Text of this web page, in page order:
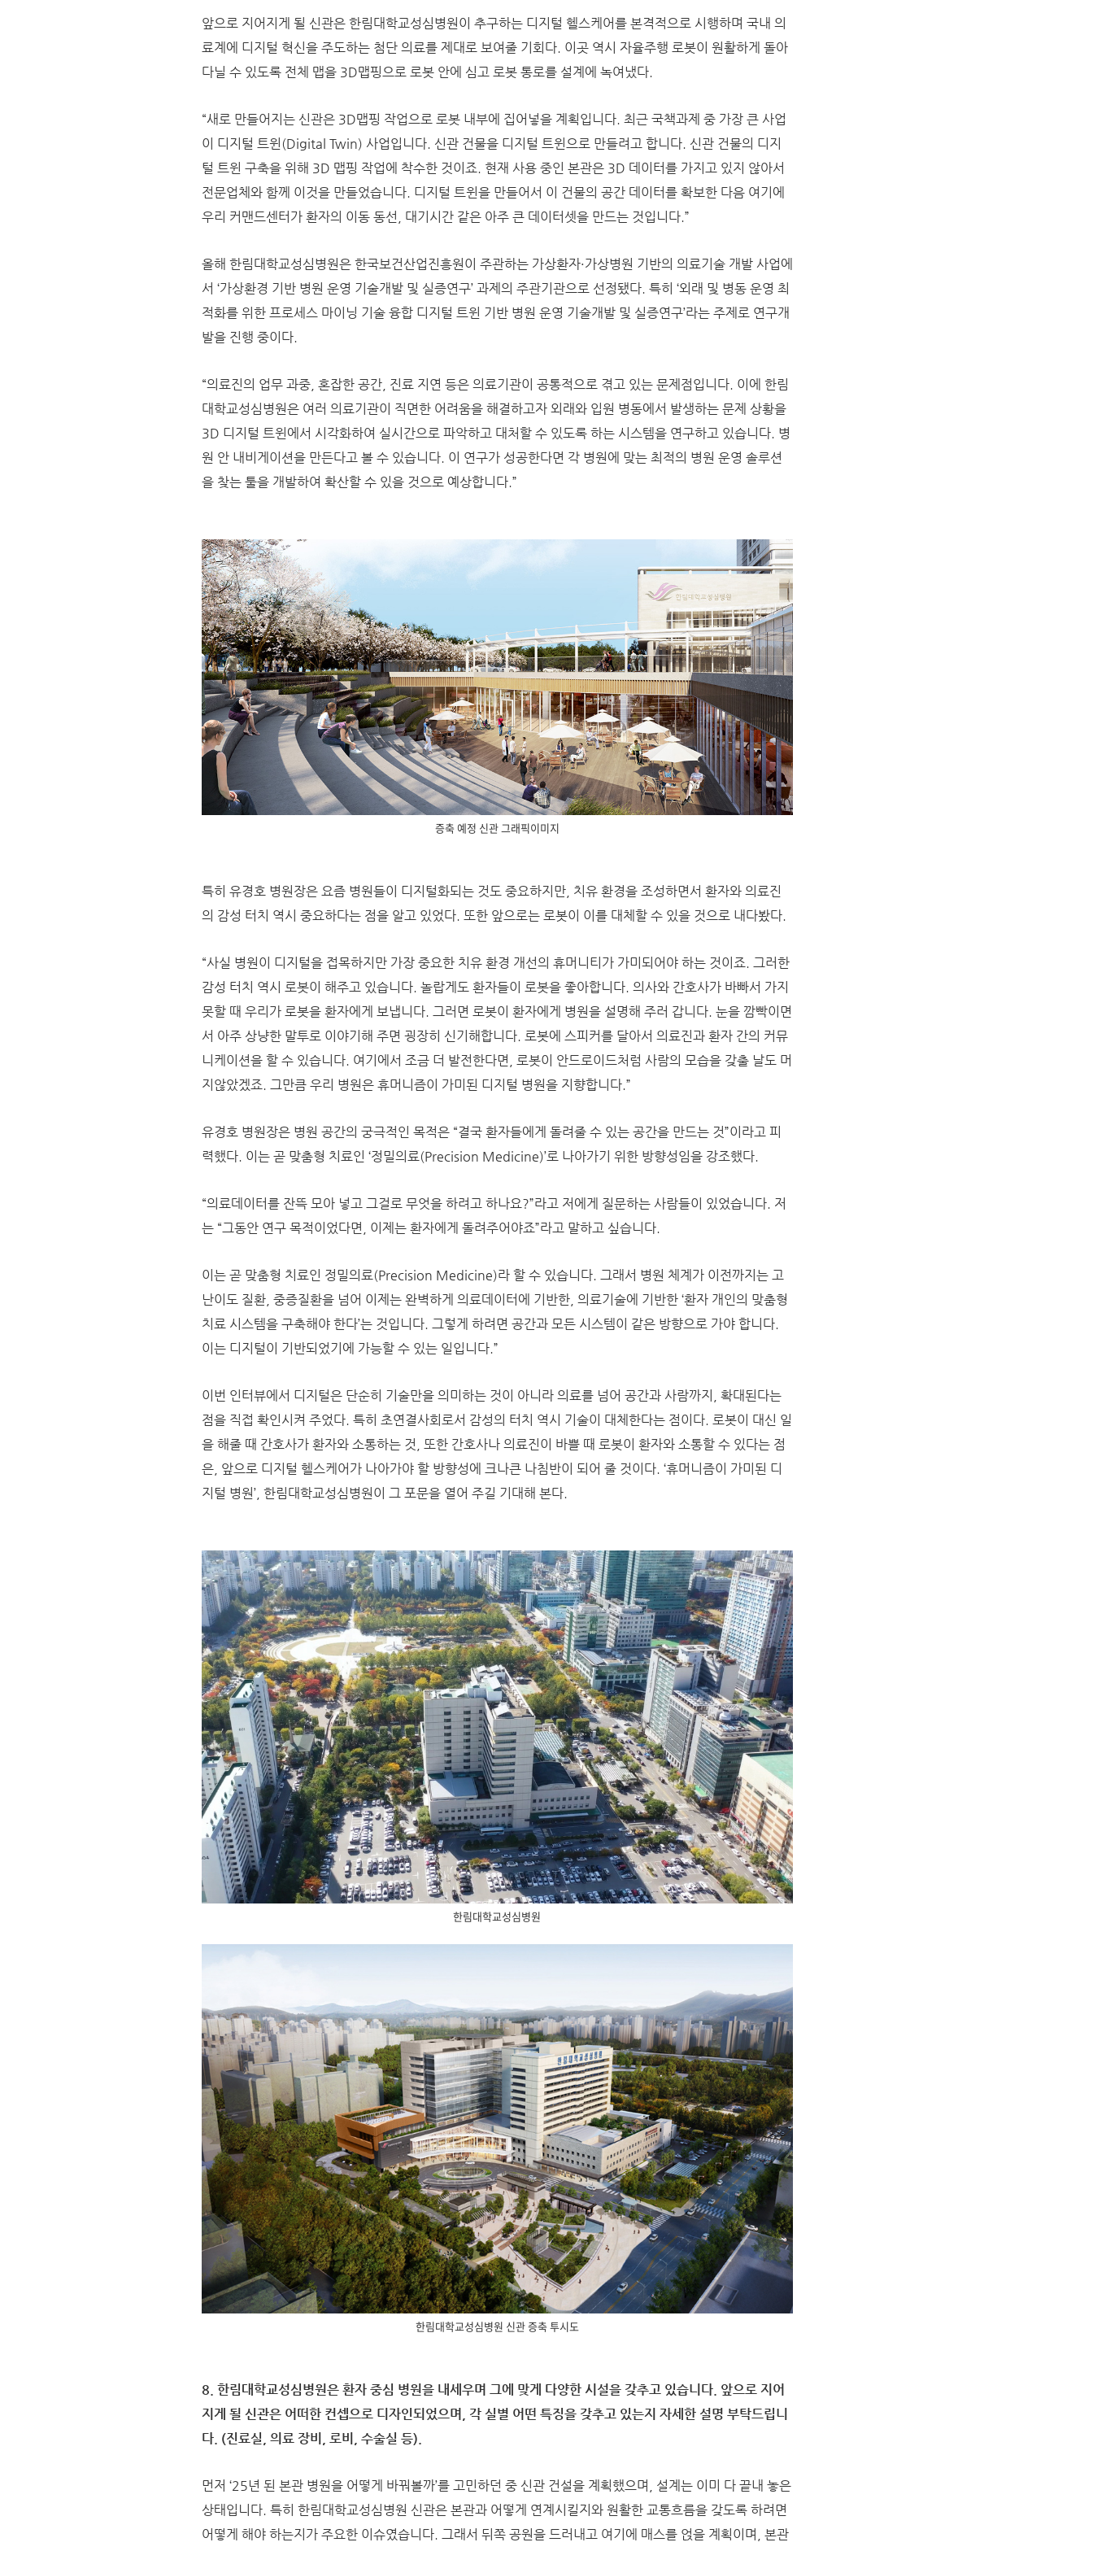
앞으로 지어지게 될 신관은 한림대학교성심병원이 추구하는 디지털 헬스케어를 본격적으로 시행하며 국내 의
료계에 디지털 혁신을 주도하는 첨단 의료를 제대로 보여줄 기회다. 이곳 역시 자율주행 로봇이 원활하게 돌아
다닐 수 있도록 전체 맵을 3D맵핑으로 로봇 안에 심고 로봇 통로를 설계에 녹여냈다.
“새로 만들어지는 신관은 3D맵핑 작업으로 로봇 내부에 집어넣을 계획입니다. 최근 국책과제 중 가장 큰 사업
이 디지털 트윈(Digital Twin) 사업입니다. 신관 건물을 디지털 트윈으로 만들려고 합니다. 신관 건물의 디지
털 트윈 구축을 위해 3D 맵핑 작업에 착수한 것이죠. 현재 사용 중인 본관은 3D 데이터를 가지고 있지 않아서
전문업체와 함께 이것을 만들었습니다. 디지털 트윈을 만들어서 이 건물의 공간 데이터를 확보한 다음 여기에
우리 커맨드센터가 환자의 이동 동선, 대기시간 같은 아주 큰 데이터셋을 만드는 것입니다.”
올해 한림대학교성심병원은 한국보건산업진흥원이 주관하는 가상환자·가상병원 기반의 의료기술 개발 사업에
서 ‘가상환경 기반 병원 운영 기술개발 및 실증연구’ 과제의 주관기관으로 선정됐다. 특히 ‘외래 및 병동 운영 최
적화를 위한 프로세스 마이닝 기술 융합 디지털 트윈 기반 병원 운영 기술개발 및 실증연구’라는 주제로 연구개
발을 진행 중이다.
“의료진의 업무 과중, 혼잡한 공간, 진료 지연 등은 의료기관이 공통적으로 겪고 있는 문제점입니다. 이에 한림
대학교성심병원은 여러 의료기관이 직면한 어려움을 해결하고자 외래와 입원 병동에서 발생하는 문제 상황을
3D 디지털 트윈에서 시각화하여 실시간으로 파악하고 대처할 수 있도록 하는 시스템을 연구하고 있습니다. 병
원 안 내비게이션을 만든다고 볼 수 있습니다. 이 연구가 성공한다면 각 병원에 맞는 최적의 병원 운영 솔루션
을 찾는 툴을 개발하여 확산할 수 있을 것으로 예상합니다.”
증축 예정 신관 그래픽이미지
특히 유경호 병원장은 요즘 병원들이 디지털화되는 것도 중요하지만, 치유 환경을 조성하면서 환자와 의료진
의 감성 터치 역시 중요하다는 점을 알고 있었다. 또한 앞으로는 로봇이 이를 대체할 수 있을 것으로 내다봤다.
“사실 병원이 디지털을 접목하지만 가장 중요한 치유 환경 개선의 휴머니티가 가미되어야 하는 것이죠. 그러한
감성 터치 역시 로봇이 해주고 있습니다. 놀랍게도 환자들이 로봇을 좋아합니다. 의사와 간호사가 바빠서 가지
못할 때 우리가 로봇을 환자에게 보냅니다. 그러면 로봇이 환자에게 병원을 설명해 주러 갑니다. 눈을 깜빡이면
서 아주 상냥한 말투로 이야기해 주면 굉장히 신기해합니다. 로봇에 스피커를 달아서 의료진과 환자 간의 커뮤
니케이션을 할 수 있습니다. 여기에서 조금 더 발전한다면, 로봇이 안드로이드처럼 사람의 모습을 갖출 날도 머
지않았겠죠. 그만큼 우리 병원은 휴머니즘이 가미된 디지털 병원을 지향합니다.”
유경호 병원장은 병원 공간의 궁극적인 목적은 “결국 환자들에게 돌려줄 수 있는 공간을 만드는 것”이라고 피
력했다. 이는 곧 맞춤형 치료인 ‘정밀의료(Precision Medicine)’로 나아가기 위한 방향성임을 강조했다.
“의료데이터를 잔뜩 모아 넣고 그걸로 무엇을 하려고 하나요?”라고 저에게 질문하는 사람들이 있었습니다. 저
는 “그동안 연구 목적이었다면, 이제는 환자에게 돌려주어야죠”라고 말하고 싶습니다.
이는 곧 맞춤형 치료인 정밀의료(Precision Medicine)라 할 수 있습니다. 그래서 병원 체계가 이전까지는 고
난이도 질환, 중증질환을 넘어 이제는 완벽하게 의료데이터에 기반한, 의료기술에 기반한 ‘환자 개인의 맞춤형
치료 시스템을 구축해야 한다’는 것입니다. 그렇게 하려면 공간과 모든 시스템이 같은 방향으로 가야 합니다.
이는 디지털이 기반되었기에 가능할 수 있는 일입니다.”
이번 인터뷰에서 디지털은 단순히 기술만을 의미하는 것이 아니라 의료를 넘어 공간과 사람까지, 확대된다는
점을 직접 확인시켜 주었다. 특히 초연결사회로서 감성의 터치 역시 기술이 대체한다는 점이다. 로봇이 대신 일
을 해줄 때 간호사가 환자와 소통하는 것, 또한 간호사나 의료진이 바쁠 때 로봇이 환자와 소통할 수 있다는 점
은, 앞으로 디지털 헬스케어가 나아가야 할 방향성에 크나큰 나침반이 되어 줄 것이다. ‘휴머니즘이 가미된 디
지털 병원’, 한림대학교성심병원이 그 포문을 열어 주길 기대해 본다.
한림대학교성심병원
한림대학교성심병원 신관 증축 투시도
8. 한림대학교성심병원은 환자 중심 병원을 내세우며 그에 맞게 다양한 시설을 갖추고 있습니다. 앞으로 지어
지게 될 신관은 어떠한 컨셉으로 디자인되었으며, 각 실별 어떤 특징을 갖추고 있는지 자세한 설명 부탁드립니
다. (진료실, 의료 장비, 로비, 수술실 등).
먼저 ‘25년 된 본관 병원을 어떻게 바꿔볼까’를 고민하던 중 신관 건설을 계획했으며, 설계는 이미 다 끝내 놓은
상태입니다. 특히 한림대학교성심병원 신관은 본관과 어떻게 연계시킬지와 원활한 교통흐름을 갖도록 하려면
어떻게 해야 하는지가 주요한 이슈였습니다. 그래서 뒤쪽 공원을 드러내고 여기에 매스를 얹을 계획이며, 본관